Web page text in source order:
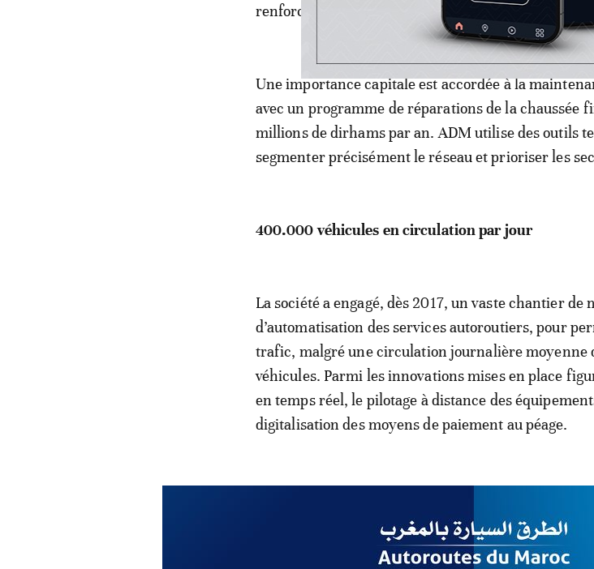
renforcés.
Une importance capitale est accordée à la
avec un programme de réparations de la chaussée
millions de dirhams par an. ADM utilise des outils
segmenter précisément le réseau et prioriser les
400.000 véhicules en circulation par jour
La société a engagé, dès 2017, un vaste chantier de
d’automatisation des services autoroutiers, pour
trafic, malgré une circulation journalière moyenne
véhicules. Parmi les innovations mises en place
en temps réel, le pilotage à distance des
digitalisation des moyens de paiement au péage.